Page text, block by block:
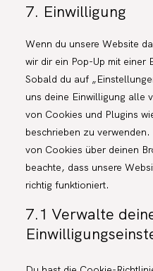
7. Einwilligung
Wenn du unsere Website
wir dir ein Pop-Up mit einer
Sobald du auf
uns deine Einwilligung alle
von Cookies und Plugins
beschrieben zu
von Cookies über deinen
beachte, dass unsere
richtig funktioniert.
7.1 Verwalte